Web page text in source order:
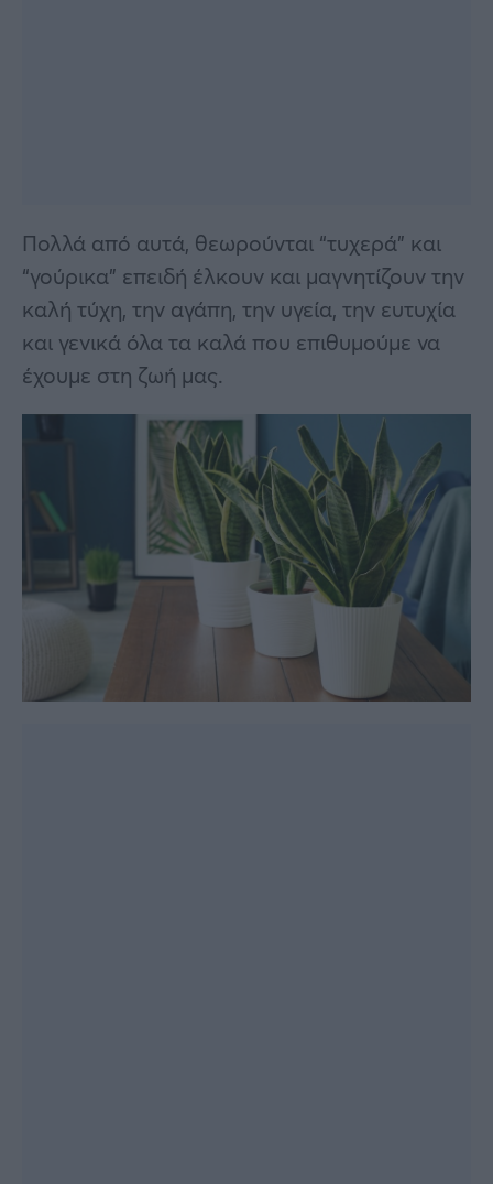
Πολλά από αυτά, θεωρούνται “τυχερά” και
“γούρικα” επειδή έλκουν και μαγνητίζουν την
καλή τύχη, την αγάπη, την υγεία, την ευτυχία
και γενικά όλα τα καλά που επιθυμούμε να
έχουμε στη ζωή μας.